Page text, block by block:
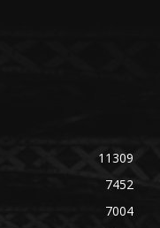
11309
7452
7004